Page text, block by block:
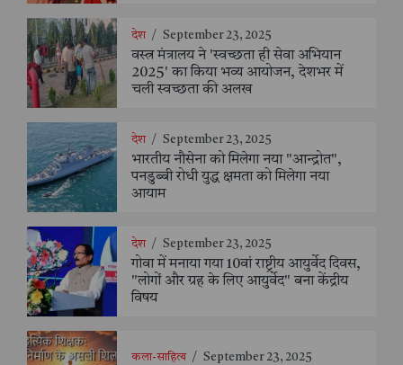
देश / September 23, 2025
वस्त्र मंत्रालय ने 'स्वच्छता ही सेवा अभियान
2025' का किया भव्य आयोजन, देशभर में
चली स्वच्छता की अलख
देश / September 23, 2025
भारतीय नौसेना को मिलेगा नया "आन्द्रोत",
पनडुब्बी रोधी युद्ध क्षमता को मिलेगा नया
आयाम
देश / September 23, 2025
गोवा में मनाया गया 10वां राष्ट्रीय आयुर्वेद दिवस,
"लोगों और ग्रह के लिए आयुर्वेद" बना केंद्रीय
विषय
कला-साहित्य / September 23, 2025